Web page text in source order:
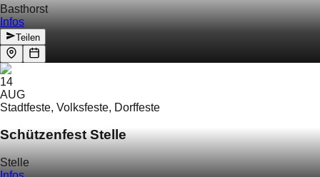
Basthorst
Infos
Teilen
14
AUG
Stadtfeste, Volksfeste, Dorffeste
Schützenfest Stelle
Stelle